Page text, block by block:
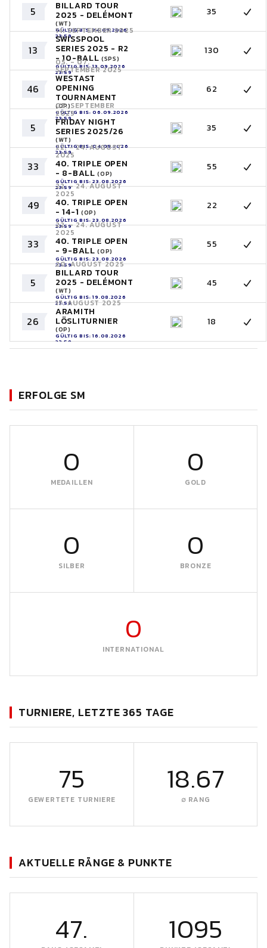
5 BILLARD TOUR
2025 - DELÉMONT
(WT)
GÜLTIG BIS: 24.09.2026
23:59
35
13
14. SEPTEMBER 2025
SWISSPOOL
SERIES 2025 - R2
- 10-BALL (SPS)
GÜLTIG BIS: 13.09.2026
23:59
130
46
05. - 07.
SEPTEMBER 2025
WESTAST
OPENING
TOURNAMENT
(OP)
GÜLTIG BIS: 06.09.2026
23:59
62
5
05. SEPTEMBER
2025
FRIDAY NIGHT
SERIES 2025/26
(WT)
GÜLTIG BIS: 04.09.2026
23:59
35
33
22. - 24. AUGUST
2025
40. TRIPLE OPEN
- 8-BALL(OP)
GÜLTIG BIS: 23.08.2026
23:59
55
49
22. - 24. AUGUST
2025
40. TRIPLE OPEN
- 14-1 (OP)
GÜLTIG BIS: 23.08.2026
23:59
22
33
22. - 24. AUGUST
2025
40. TRIPLE OPEN
- 9-BALL(OP)
GÜLTIG BIS: 23.08.2026
23:59
55
5
20. AUGUST 2025
BILLARD TOUR
2025 - DELÉMONT
(WT)
GÜLTIG BIS: 19.08.2026
23:59
45
26
17. AUGUST 2025
ARAMITH
LÖSLITURNIER
(OP)
GÜLTIG BIS: 16.08.2026
23:59
18
ERFOLGE SM
0
MEDAILLEN
0
GOLD
0
SILBER
0
BRONZE
0
INTERNATIONAL
TURNIERE, LETZTE 365 TAGE
75
GEWERTETE TURNIERE
18.67
∅ RANG
AKTUELLE RÄNGE & PUNKTE
47. 1095